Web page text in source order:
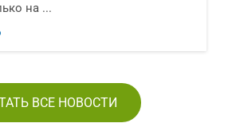
на ...
ВСЕ НОВОСТИ